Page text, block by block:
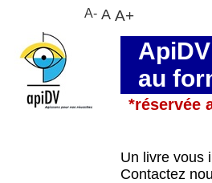
au
*réservée
Un livre vous
Contactez
A- A A+